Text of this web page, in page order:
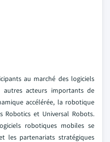
au marché des logiciels
autres acteurs importants de
accélérée, la robotique
Robotics et Universal Robots.
robotiques mobiles se
les partenariats stratégiques